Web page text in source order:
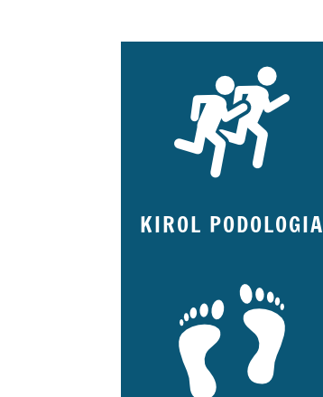
KIROL PODOLOGIA